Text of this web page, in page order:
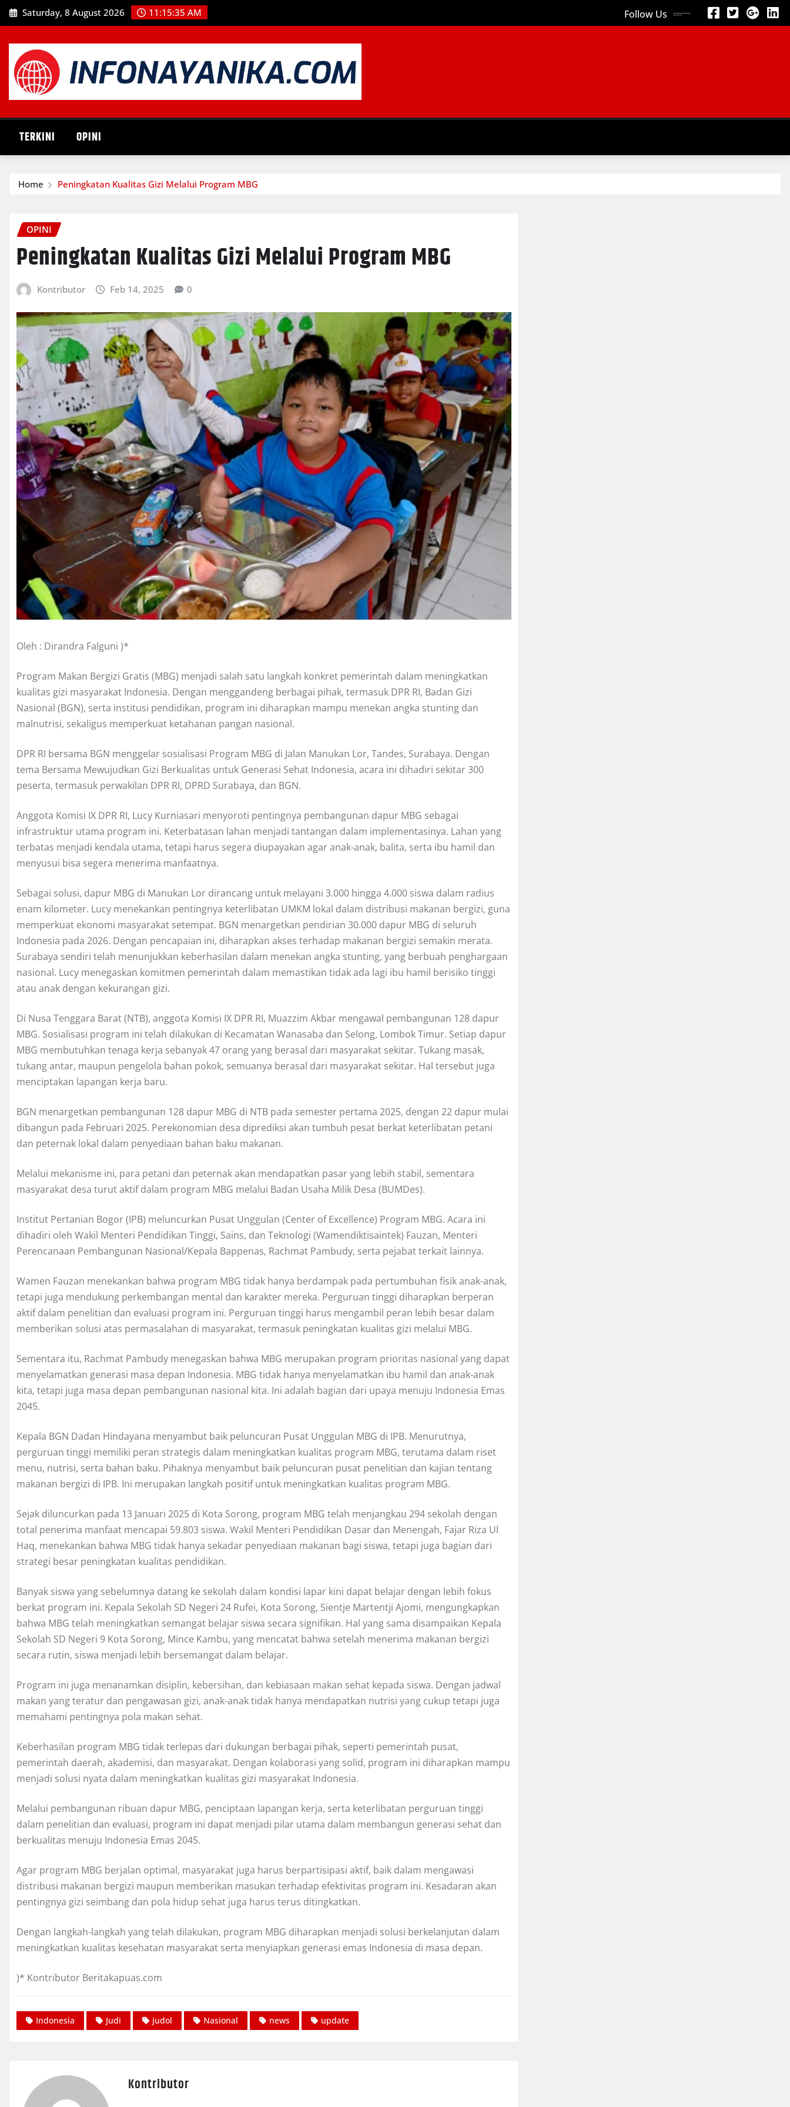
Skip
to
Saturday, 8 August 2026 11:15:36 AM Follow Us
TERKINI OPINI
Home Peningkatan Kualitas Gizi Melalui Program MBG
OPINI
Peningkatan Kualitas Gizi Melalui Program MBG
Kontributor Feb 14, 2025 0
Oleh : Dirandra Falguni )*
Program Makan Bergizi Gratis (MBG) menjadi salah satu langkah konkret pemerintah dalam meningkatkan
kualitas gizi masyarakat Indonesia. Dengan menggandeng berbagai pihak, termasuk DPR RI, Badan Gizi
Nasional (BGN), serta institusi pendidikan, program ini diharapkan mampu menekan angka stunting dan
malnutrisi, sekaligus memperkuat ketahanan pangan nasional.
DPR RI bersama BGN menggelar sosialisasi Program MBG di Jalan Manukan Lor, Tandes, Surabaya. Dengan
tema Bersama Mewujudkan Gizi Berkualitas untuk Generasi Sehat Indonesia, acara ini dihadiri sekitar 300
peserta, termasuk perwakilan DPR RI, DPRD Surabaya, dan BGN.
Anggota Komisi IX DPR RI, Lucy Kurniasari menyoroti pentingnya pembangunan dapur MBG sebagai
infrastruktur utama program ini. Keterbatasan lahan menjadi tantangan dalam implementasinya. Lahan yang
terbatas menjadi kendala utama, tetapi harus segera diupayakan agar anak-anak, balita, serta ibu hamil dan
menyusui bisa segera menerima manfaatnya.
Sebagai solusi, dapur MBG di Manukan Lor dirancang untuk melayani 3.000 hingga 4.000 siswa dalam radius
enam kilometer. Lucy menekankan pentingnya keterlibatan UMKM lokal dalam distribusi makanan bergizi, guna
memperkuat ekonomi masyarakat setempat. BGN menargetkan pendirian 30.000 dapur MBG di seluruh
Indonesia pada 2026. Dengan pencapaian ini, diharapkan akses terhadap makanan bergizi semakin merata.
Surabaya sendiri telah menunjukkan keberhasilan dalam menekan angka stunting, yang berbuah penghargaan
nasional. Lucy menegaskan komitmen pemerintah dalam memastikan tidak ada lagi ibu hamil berisiko tinggi
atau anak dengan kekurangan gizi.
Di Nusa Tenggara Barat (NTB), anggota Komisi IX DPR RI, Muazzim Akbar mengawal pembangunan 128 dapur
MBG. Sosialisasi program ini telah dilakukan di Kecamatan Wanasaba dan Selong, Lombok Timur. Setiap dapur
MBG membutuhkan tenaga kerja sebanyak 47 orang yang berasal dari masyarakat sekitar. Tukang masak,
tukang antar, maupun pengelola bahan pokok, semuanya berasal dari masyarakat sekitar. Hal tersebut juga
menciptakan lapangan kerja baru.
BGN menargetkan pembangunan 128 dapur MBG di NTB pada semester pertama 2025, dengan 22 dapur mulai
dibangun pada Februari 2025. Perekonomian desa diprediksi akan tumbuh pesat berkat keterlibatan petani
dan peternak lokal dalam penyediaan bahan baku makanan.
Melalui mekanisme ini, para petani dan peternak akan mendapatkan pasar yang lebih stabil, sementara
masyarakat desa turut aktif dalam program MBG melalui Badan Usaha Milik Desa (BUMDes).
Institut Pertanian Bogor (IPB) meluncurkan Pusat Unggulan (Center of Excellence) Program MBG. Acara ini
dihadiri oleh Wakil Menteri Pendidikan Tinggi, Sains, dan Teknologi (Wamendiktisaintek) Fauzan, Menteri
Perencanaan Pembangunan Nasional/Kepala Bappenas, Rachmat Pambudy, serta pejabat terkait lainnya.
Wamen Fauzan menekankan bahwa program MBG tidak hanya berdampak pada pertumbuhan fisik anak-anak,
tetapi juga mendukung perkembangan mental dan karakter mereka. Perguruan tinggi diharapkan berperan
aktif dalam penelitian dan evaluasi program ini. Perguruan tinggi harus mengambil peran lebih besar dalam
memberikan solusi atas permasalahan di masyarakat, termasuk peningkatan kualitas gizi melalui MBG.
Sementara itu, Rachmat Pambudy menegaskan bahwa MBG merupakan program prioritas nasional yang dapat
menyelamatkan generasi masa depan Indonesia. MBG tidak hanya menyelamatkan ibu hamil dan anak-anak
kita, tetapi juga masa depan pembangunan nasional kita. Ini adalah bagian dari upaya menuju Indonesia Emas
2045.
Kepala BGN Dadan Hindayana menyambut baik peluncuran Pusat Unggulan MBG di IPB. Menurutnya,
perguruan tinggi memiliki peran strategis dalam meningkatkan kualitas program MBG, terutama dalam riset
menu, nutrisi, serta bahan baku. Pihaknya menyambut baik peluncuran pusat penelitian dan kajian tentang
makanan bergizi di IPB. Ini merupakan langkah positif untuk meningkatkan kualitas program MBG.
Sejak diluncurkan pada 13 Januari 2025 di Kota Sorong, program MBG telah menjangkau 294 sekolah dengan
total penerima manfaat mencapai 59.803 siswa. Wakil Menteri Pendidikan Dasar dan Menengah, Fajar Riza Ul
Haq, menekankan bahwa MBG tidak hanya sekadar penyediaan makanan bagi siswa, tetapi juga bagian dari
strategi besar peningkatan kualitas pendidikan.
Banyak siswa yang sebelumnya datang ke sekolah dalam kondisi lapar kini dapat belajar dengan lebih fokus
berkat program ini. Kepala Sekolah SD Negeri 24 Rufei, Kota Sorong, Sientje Martentji Ajomi, mengungkapkan
bahwa MBG telah meningkatkan semangat belajar siswa secara signifikan. Hal yang sama disampaikan Kepala
Sekolah SD Negeri 9 Kota Sorong, Mince Kambu, yang mencatat bahwa setelah menerima makanan bergizi
secara rutin, siswa menjadi lebih bersemangat dalam belajar.
Program ini juga menanamkan disiplin, kebersihan, dan kebiasaan makan sehat kepada siswa. Dengan jadwal
makan yang teratur dan pengawasan gizi, anak-anak tidak hanya mendapatkan nutrisi yang cukup tetapi juga
memahami pentingnya pola makan sehat.
Keberhasilan program MBG tidak terlepas dari dukungan berbagai pihak, seperti pemerintah pusat,
pemerintah daerah, akademisi, dan masyarakat. Dengan kolaborasi yang solid, program ini diharapkan mampu
menjadi solusi nyata dalam meningkatkan kualitas gizi masyarakat Indonesia.
Melalui pembangunan ribuan dapur MBG, penciptaan lapangan kerja, serta keterlibatan perguruan tinggi
dalam penelitian dan evaluasi, program ini dapat menjadi pilar utama dalam membangun generasi sehat dan
berkualitas menuju Indonesia Emas 2045.
Agar program MBG berjalan optimal, masyarakat juga harus berpartisipasi aktif, baik dalam mengawasi
distribusi makanan bergizi maupun memberikan masukan terhadap efektivitas program ini. Kesadaran akan
pentingnya gizi seimbang dan pola hidup sehat juga harus terus ditingkatkan.
Dengan langkah-langkah yang telah dilakukan, program MBG diharapkan menjadi solusi berkelanjutan dalam
meningkatkan kualitas kesehatan masyarakat serta menyiapkan generasi emas Indonesia di masa depan.
)* Kontributor Beritakapuas.com
Indonesia Judi judol Nasional news update
Kontributor